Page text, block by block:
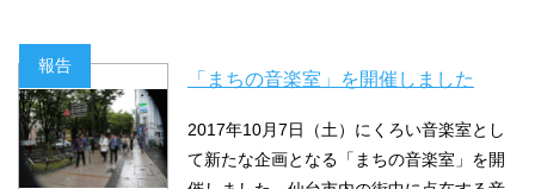
報告
「まちの音楽室」を開催しました
2017年10月7日（土）にくろい音楽室とし
て新たな企画となる「まちの音楽室」を開